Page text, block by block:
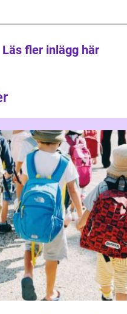
Läs fler inlägg här